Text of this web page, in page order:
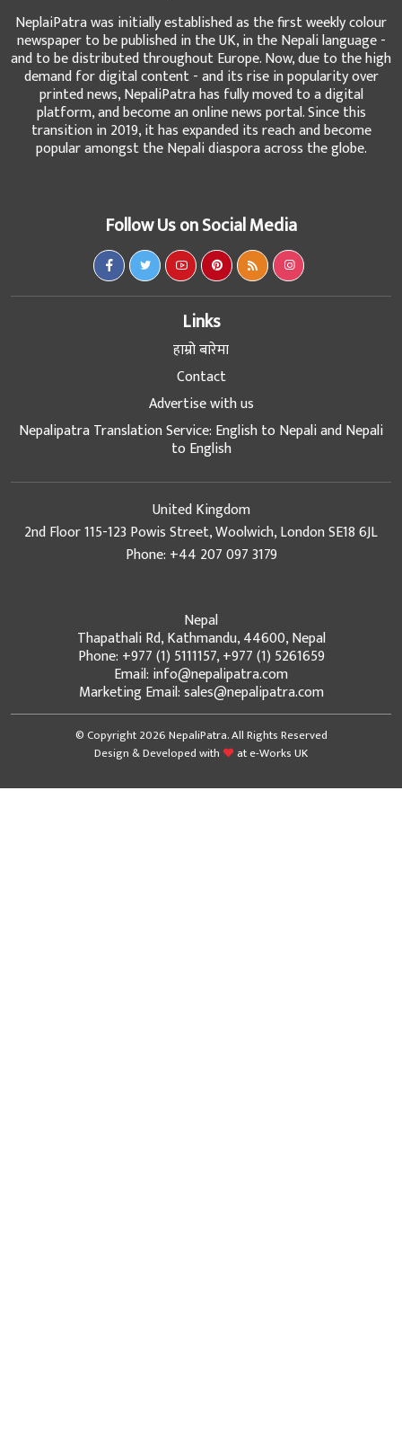
NeplaiPatra was initially established as the first weekly colour
newspaper to be published in the UK, in the Nepali language -
and to be distributed throughout Europe. Now, due to the high
demand for digital content - and its rise in popularity over
printed news, NepaliPatra has fully moved to a digital
platform, and become an online news portal. Since this
transition in 2019, it has expanded its reach and become
popular amongst the Nepali diaspora across the globe.
Follow Us on Social Media
Links
हाम्रो बारेमा
Contact
Advertise with us
Nepalipatra Translation Service: English to Nepali and Nepali
to English
United Kingdom
2nd Floor 115-123 Powis Street, Woolwich, London SE18 6JL
Phone: +44 207 097 3179
Nepal
Thapathali Rd, Kathmandu, 44600, Nepal
Phone: +977 (1) 5111157, +977 (1) 5261659
Email: info@nepalipatra.com
Marketing Email: sales@nepalipatra.com
© Copyright 2026 NepaliPatra. All Rights Reserved
Design & Developed with
ate-Works UK